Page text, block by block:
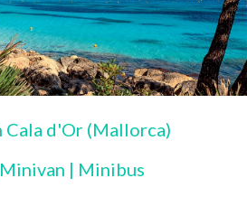
Cala d'Or (Mallorca)
| Minibus